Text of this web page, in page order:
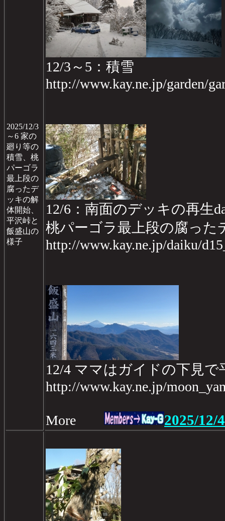
2025/12/3
～6 家の
廻り等の
積雪、桃
パーゴラ
最上段の
腐ったデ
ッキの解
体開始、
平沢峠と
飯盛山の
様子
12/3～5：積雪
http://www.kay.ne.jp/garden/
12/6：南面のデッキの再生
桃パーゴラ最上段の腐った
http://www.kay.ne.jp/daiku/
12/4 ママはガイドの下見で
http://www.kay.ne.jp/
More 2025/12/4